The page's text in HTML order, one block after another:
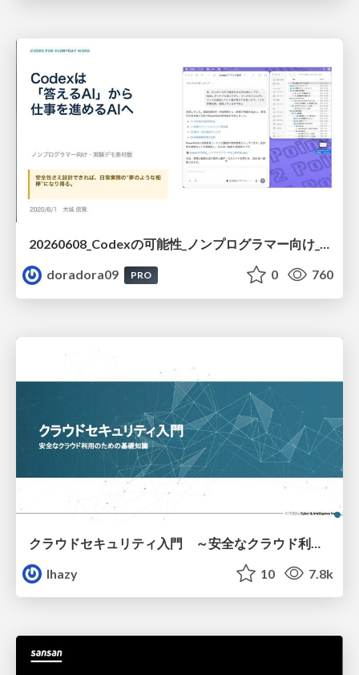
20260608_Codexの可能性_ノンプログラマー向け_大城追記
doradora09
PRO 0 760
lhazy
10 7.8k